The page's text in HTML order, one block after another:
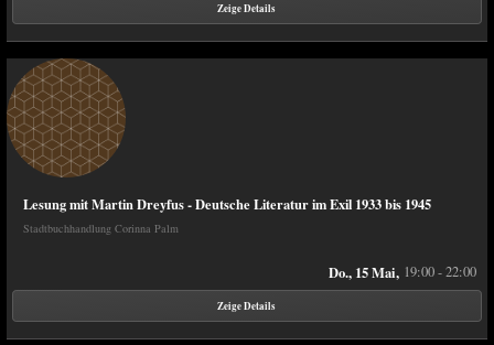
Zeige Details
Lesung mit Martin Dreyfus - Deutsche Literatur im Exil 1933 bis 1945
Stadtbuchhandlung Corinna Palm
Do., 15 Mai, 19:00 - 22:00
Zeige Details